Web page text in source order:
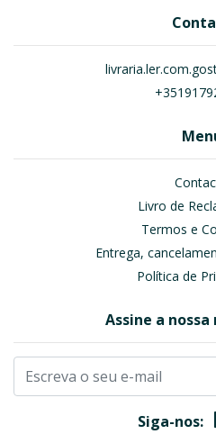
Livro de
Termos e
Entrega,
Política de
Assine a
Siga-nos: